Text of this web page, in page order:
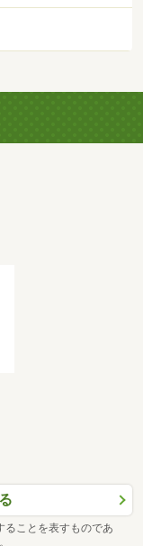
ることを表すものであ